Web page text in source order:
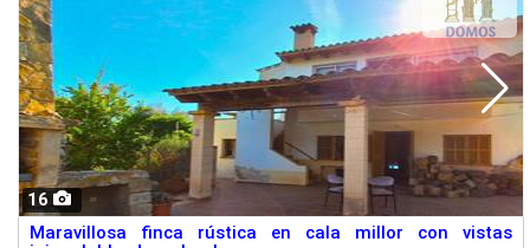
16
Maravillosa finca rústica en cala millor con vistas